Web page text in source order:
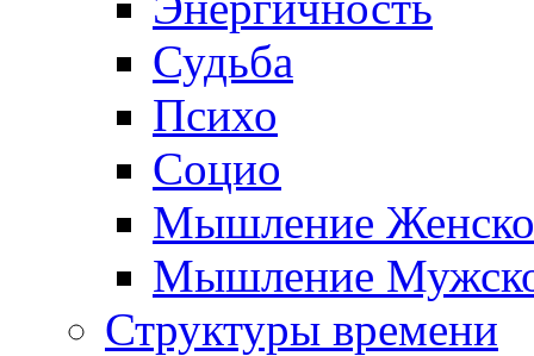
Судьба
Психо
Социо
Мышление
Мышление
Структуры времени